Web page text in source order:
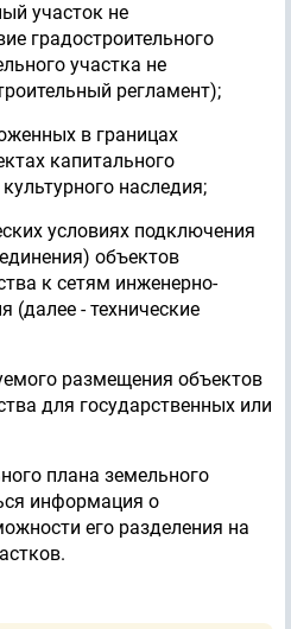
участок не
градостроительного
участка не
регламент);
в границах
капитального
наследия;
условиях подключения
объектов
к сетям инженерно-
(далее - технические
размещения объектов
для государственных или
плана земельного
информация о
его разделения на